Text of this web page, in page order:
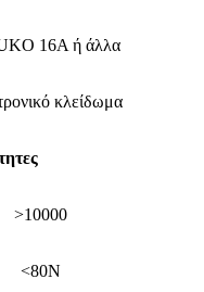
16A ή άλλα
κλείδωμα
>10000
<80N